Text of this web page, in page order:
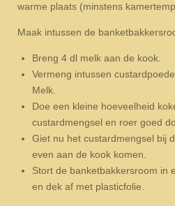
warme plaats (minstens
Maak intussen de
Breng 4 dl melk aan de kook.
Vermeng intussen
Melk.
Doe een kleine hoeveelheid
custardmengsel en roer goed
Giet nu het custardmengsel bij
even aan de kook komen.
Stort de banketbakkersroom in
en dek af met plasticfolie.